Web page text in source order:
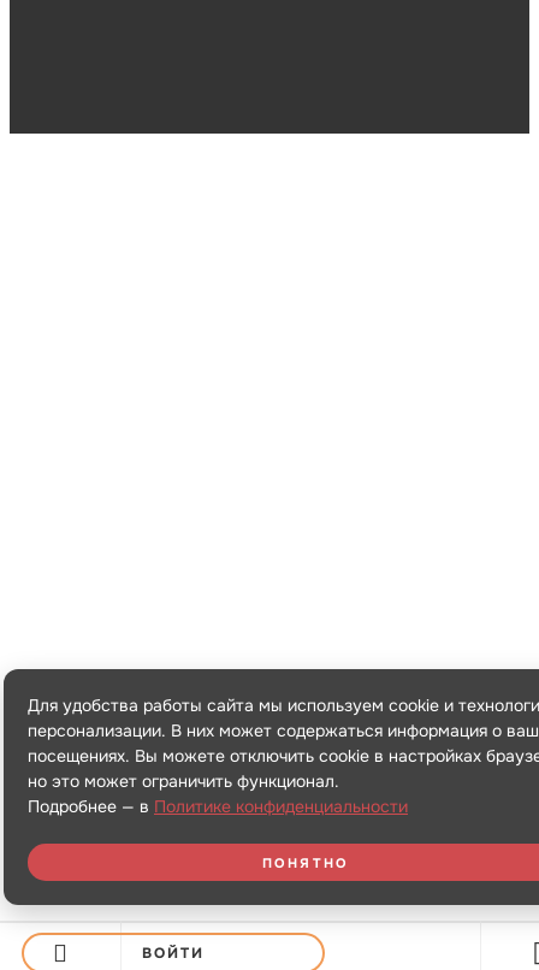
ВОЙТИ
Для удобства работы сайта мы используем cookie и
персонализации. В них может содержаться информация о
посещениях. Вы можете отключить cookie в настройках
но это может ограничить функционал.
Подробнее — в Политике конфиденциальности
ПОНЯТНО